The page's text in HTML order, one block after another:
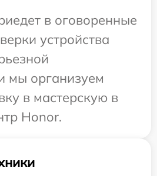
в оговоренные
устройства
мы организуем
в мастерскую в
Honor.